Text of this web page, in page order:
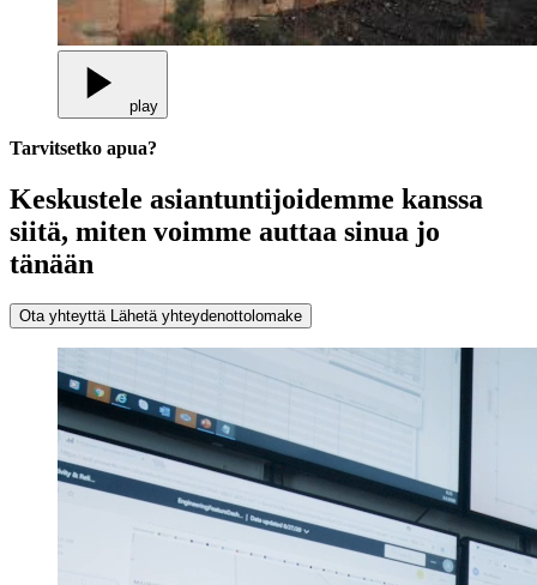
play
Tarvitsetko apua?
Keskustele asiantuntijoidemme kanssa
siitä, miten voimme auttaa sinua jo
tänään
Ota yhteyttä Lähetä yhteydenottolomake